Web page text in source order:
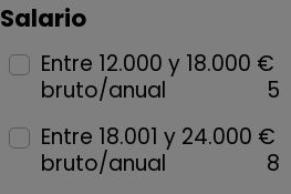
Salario
Entre 12.000 y 18.000 €
bruto/anual
5
Entre 18.001 y 24.000 €
bruto/anual
8